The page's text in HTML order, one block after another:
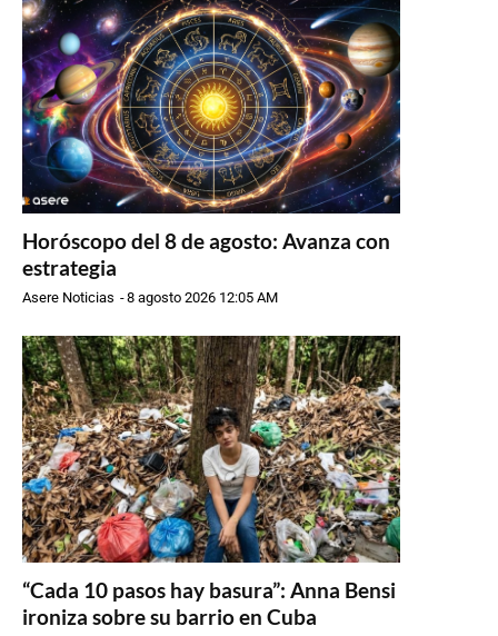
Horóscopo del 8 de agosto: Avanza con
estrategia
Asere Noticias -8 agosto 2026 12:05 AM
“Cada 10 pasos hay basura”: Anna Bensi
ironiza sobre su barrio en Cuba